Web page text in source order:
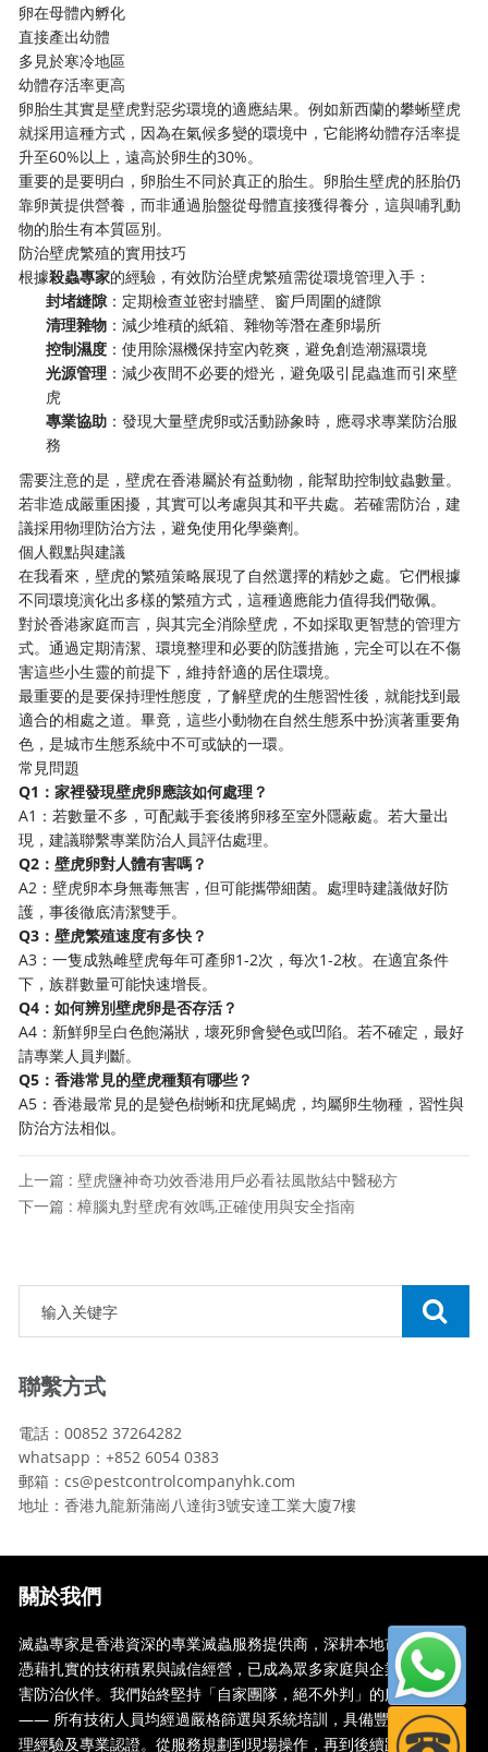
卵在母體內孵化
直接產出幼體
多見於寒冷地區
幼體存活率更高
卵胎生其實是壁虎對惡劣環境的適應結果。例如新西蘭的攀蜥壁虎
就採用這種方式，因為在氣候多變的環境中，它能將幼體存活率提
升至60%以上，遠高於卵生的30%。
重要的是要明白，卵胎生不同於真正的胎生。卵胎生壁虎的胚胎仍
靠卵黃提供營養，而非通過胎盤從母體直接獲得養分，這與哺乳動
物的胎生有本質區別。
防治壁虎繁殖的實用技巧
根據殺蟲專家的經驗，有效防治壁虎繁殖需從環境管理入手：
封堵縫隙：定期檢查並密封牆壁、窗戶周圍的縫隙
清理雜物 ：減少堆積的紙箱、雜物等潛在產卵場所
控制濕度 ：使用除濕機保持室內乾爽，避免創造潮濕環境
光源管理 ：減少夜間不必要的燈光，避免吸引昆蟲進而引來壁
虎
專業協助 ：發現大量壁虎卵或活動跡象時，應尋求專業防治服
務
需要注意的是，壁虎在香港屬於有益動物，能幫助控制蚊蟲數量。
若非造成嚴重困擾，其實可以考慮與其和平共處。若確需防治，建
議採用物理防治方法，避免使用化學藥劑。
個人觀點與建議
在我看來，壁虎的繁殖策略展現了自然選擇的精妙之處。它們根據
不同環境演化出多樣的繁殖方式，這種適應能力值得我們敬佩。
對於香港家庭而言，與其完全消除壁虎，不如採取更智慧的管理方
式。通過定期清潔、環境整理和必要的防護措施，完全可以在不傷
害這些小生靈的前提下，維持舒適的居住環境。
最重要的是要保持理性態度，了解壁虎的生態習性後，就能找到最
適合的相處之道。畢竟，這些小動物在自然生態系中扮演著重要角
色，是城市生態系統中不可或缺的一環。
常見問題
Q1：家裡發現壁虎卵應該如何處理？
A1：若數量不多，可配戴手套後將卵移至室外隱蔽處。若大量出
現，建議聯繫專業防治人員評估處理。
Q2：壁虎卵對人體有害嗎？
A2：壁虎卵本身無毒無害，但可能攜帶細菌。處理時建議做好防
護，事後徹底清潔雙手。
Q3：壁虎繁殖速度有多快？
A3：一隻成熟雌壁虎每年可產卵1-2次，每次1-2枚。在適宜条件
下，族群數量可能快速增長。
Q4：如何辨別壁虎卵是否存活？
A4：新鮮卵呈白色飽滿狀，壞死卵會變色或凹陷。若不確定，最好
請專業人員判斷。
Q5：香港常見的壁虎種類有哪些？
A5：香港最常見的是變色樹蜥和疣尾蝎虎，均屬卵生物種，習性與
防治方法相似。
上一篇 : 壁虎鹽神奇功效香港用戶必看祛風散結中醫秘方
下一篇 : 樟腦丸對壁虎有效嗎,正確使用與安全指南
聯繫方式
電話：00852 37264282
whatsapp：+852 6054 0383
郵箱：cs@pestcontrolcompanyhk.com
地址：香港九龍新蒲崗八達街3號安達工業大廈7樓
關於我們
滅蟲專家是香港資深的專業滅蟲服務提供商，深耕本地市場多年，
憑藉扎實的技術積累與誠信經營，已成為眾多家庭與企業信賴的蟲
害防治伙伴。我們始終堅持「自家團隊，絕不外判」的服務承諾
—— 所有技術人員均經過嚴格篩選與系統培訓，具備豐富的現場處
理經驗及專業認證。從服務規劃到現場操作，再到後續跟蹤，全...